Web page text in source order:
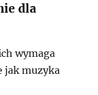
dla
wymaga
jak muzyka